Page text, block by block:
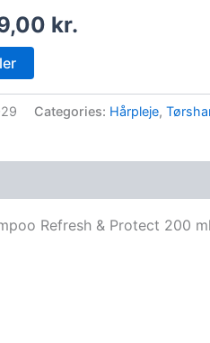
kr.
Categories: Hårpleje,
Refresh & Protect 200 ml